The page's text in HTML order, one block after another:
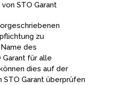
STO Garant
zu
des
Garant für alle
dies auf der
Garant überprüfen